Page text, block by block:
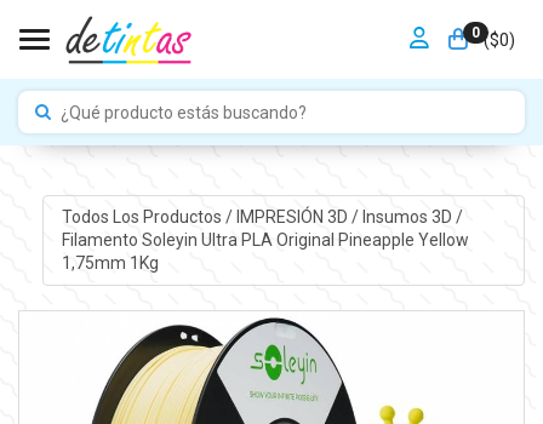
0 ($0)
Toggle navigation
Todos Los Productos / IMPRESIÓN 3D / Insumos 3D /
Filamento Soleyin Ultra PLA Original Pineapple Yellow
1,75mm 1Kg